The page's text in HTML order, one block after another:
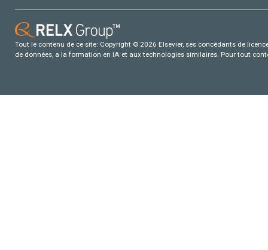
Tout le contenu de ce site: Copyright © 2026 Elsevier, ses concédants de
de données, a la formation en IA et aux technologies similaires. Pour tout